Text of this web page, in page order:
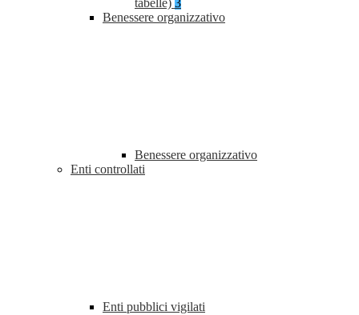
tabelle) 3
Benessere organizzativo
Benessere organizzativo
Enti controllati
Enti pubblici vigilati